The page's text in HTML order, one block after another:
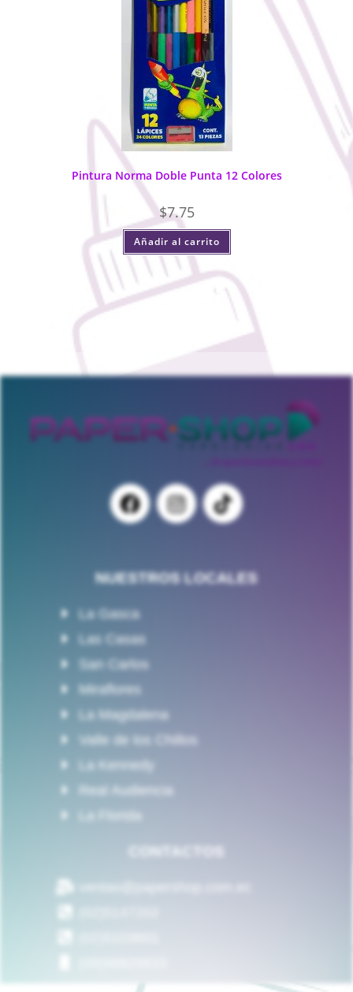
Pintura Norma Doble Punta 12 Colores
$7.75
Añadir al carrito
NUESTROS LOCALES
La Gasca
Las Casas
San Carlos
Miraflores
La Magdalena
Valle de los Chillos
La Kennedy
Real Audiencia
La Florida
CONTACTOS